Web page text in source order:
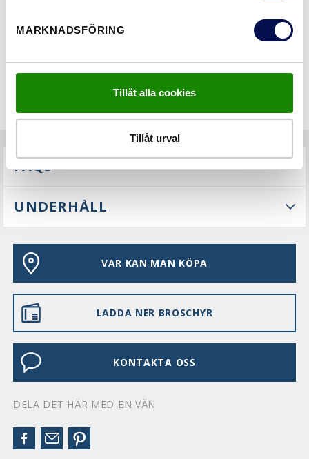
MARKNADSFÖRING
Tillåt alla cookies
Tillåt urval
FAQS
UNDERHÅLL
VAR KAN MAN KÖPA
LADDA NER BROSCHYR
KONTAKTA OSS
DELA DET HÄR MED EN VÄN